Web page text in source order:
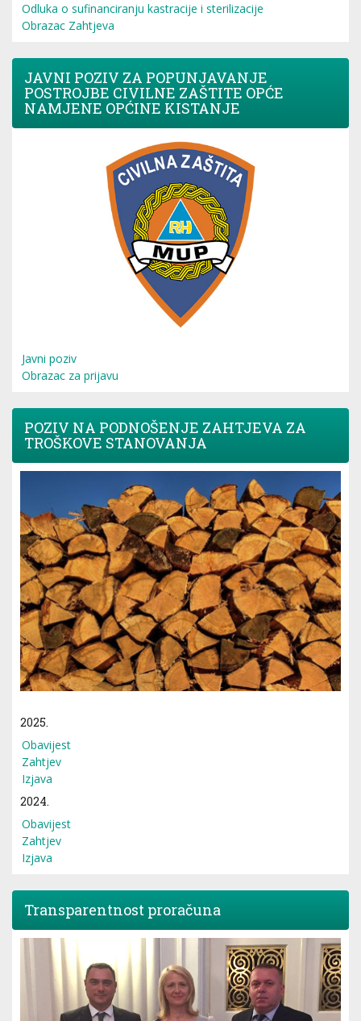
Odluka o sufinanciranju kastracije i sterilizacije
Obrazac Zahtjeva
JAVNI POZIV ZA POPUNJAVANJE
POSTROJBE CIVILNE ZAŠTITE OPĆE
NAMJENE OPĆINE KISTANJE
Javni poziv
Obrazac za prijavu
POZIV NA PODNOŠENJE ZAHTJEVA ZA
TROŠKOVE STANOVANJA
2025.
Obavijest
Zahtjev
Izjava
2024.
Obavijest
Zahtjev
Izjava
Transparentnost proračuna